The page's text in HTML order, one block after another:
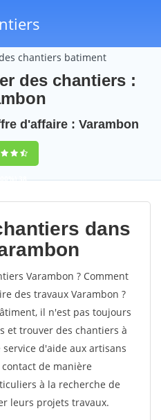
chantiers batiment
des chantiers :
d'affaire : Varambon
38
dans
Varambon ? Comment
des travaux Varambon ?
il n'est pas toujours
et trouver des chantiers à
d'aide aux artisans
de manière
à la recherche de
leurs projets travaux.